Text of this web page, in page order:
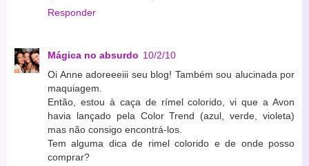
Responder
Mágica no absurdo 10/2/10
Oi Anne adoreeeiii seu blog! Também sou alucinada por
maquiagem.
Então, estou à caça de rímel colorido, vi que a Avon
havia lançado pela Color Trend (azul, verde, violeta)
mas não consigo encontrá-los.
Tem alguma dica de rimel colorido e de onde posso
comprar?